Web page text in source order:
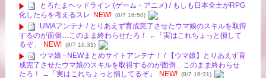
とろたまヘッドライン (ゲーム・アニメ) / もしも日本全土がRPG
化したらを考えるスレ NEW! (8/7 16:50)
UMAアンテナ / とりあえず育成完了させたウマ娘のスキルを取得
するのが面倒…このまま終わらせたろ！ ←「実はこれちょっと損して
るぞ」
NEW! (8/7 16:31)
ウマ娘 - NEWまとめサイトアンテナ！ / 【ウマ娘】とりあえず育
成完了させたウマ娘のスキルを取得するのが面倒…このまま終わらせ
たろ！ ←「実はこれちょっと損してるぞ」
NEW! (8/7 16:31)